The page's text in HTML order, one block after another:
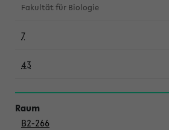
Fakultät für Biologie
7
43
B2-266